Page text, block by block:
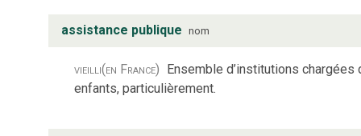
assistance publique nom
vieilli(en France) Ensemble d’institutions
enfants, particulièrement.